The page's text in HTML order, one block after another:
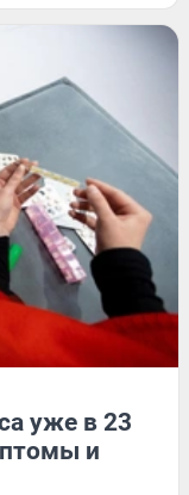
уже в 23
и